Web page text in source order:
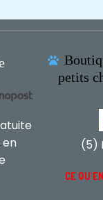

petits
(5)
CE